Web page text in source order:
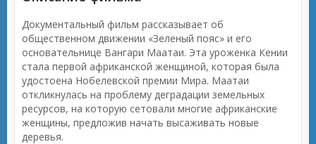
Документальный фильм рассказывает об
общественном движении «Зеленый пояс» и его
основательнице Вангари Маатаи. Эта уроженка Кении
стала первой африканской женщиной, которая была
удостоена Нобелевской премии Мира. Маатаи
откликнулась на проблему деградации земельных
ресурсов, на которую сетовали многие африканские
женщины, предложив начать высаживать новые
деревья.